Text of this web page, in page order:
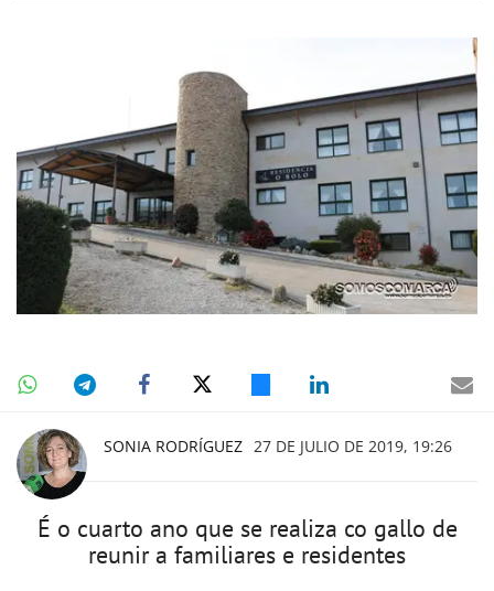
SONIA RODRÍGUEZ 27 DE JULIO DE 2019, 19:26
É o cuarto ano que se realiza co gallo de
reunir a familiares e residentes